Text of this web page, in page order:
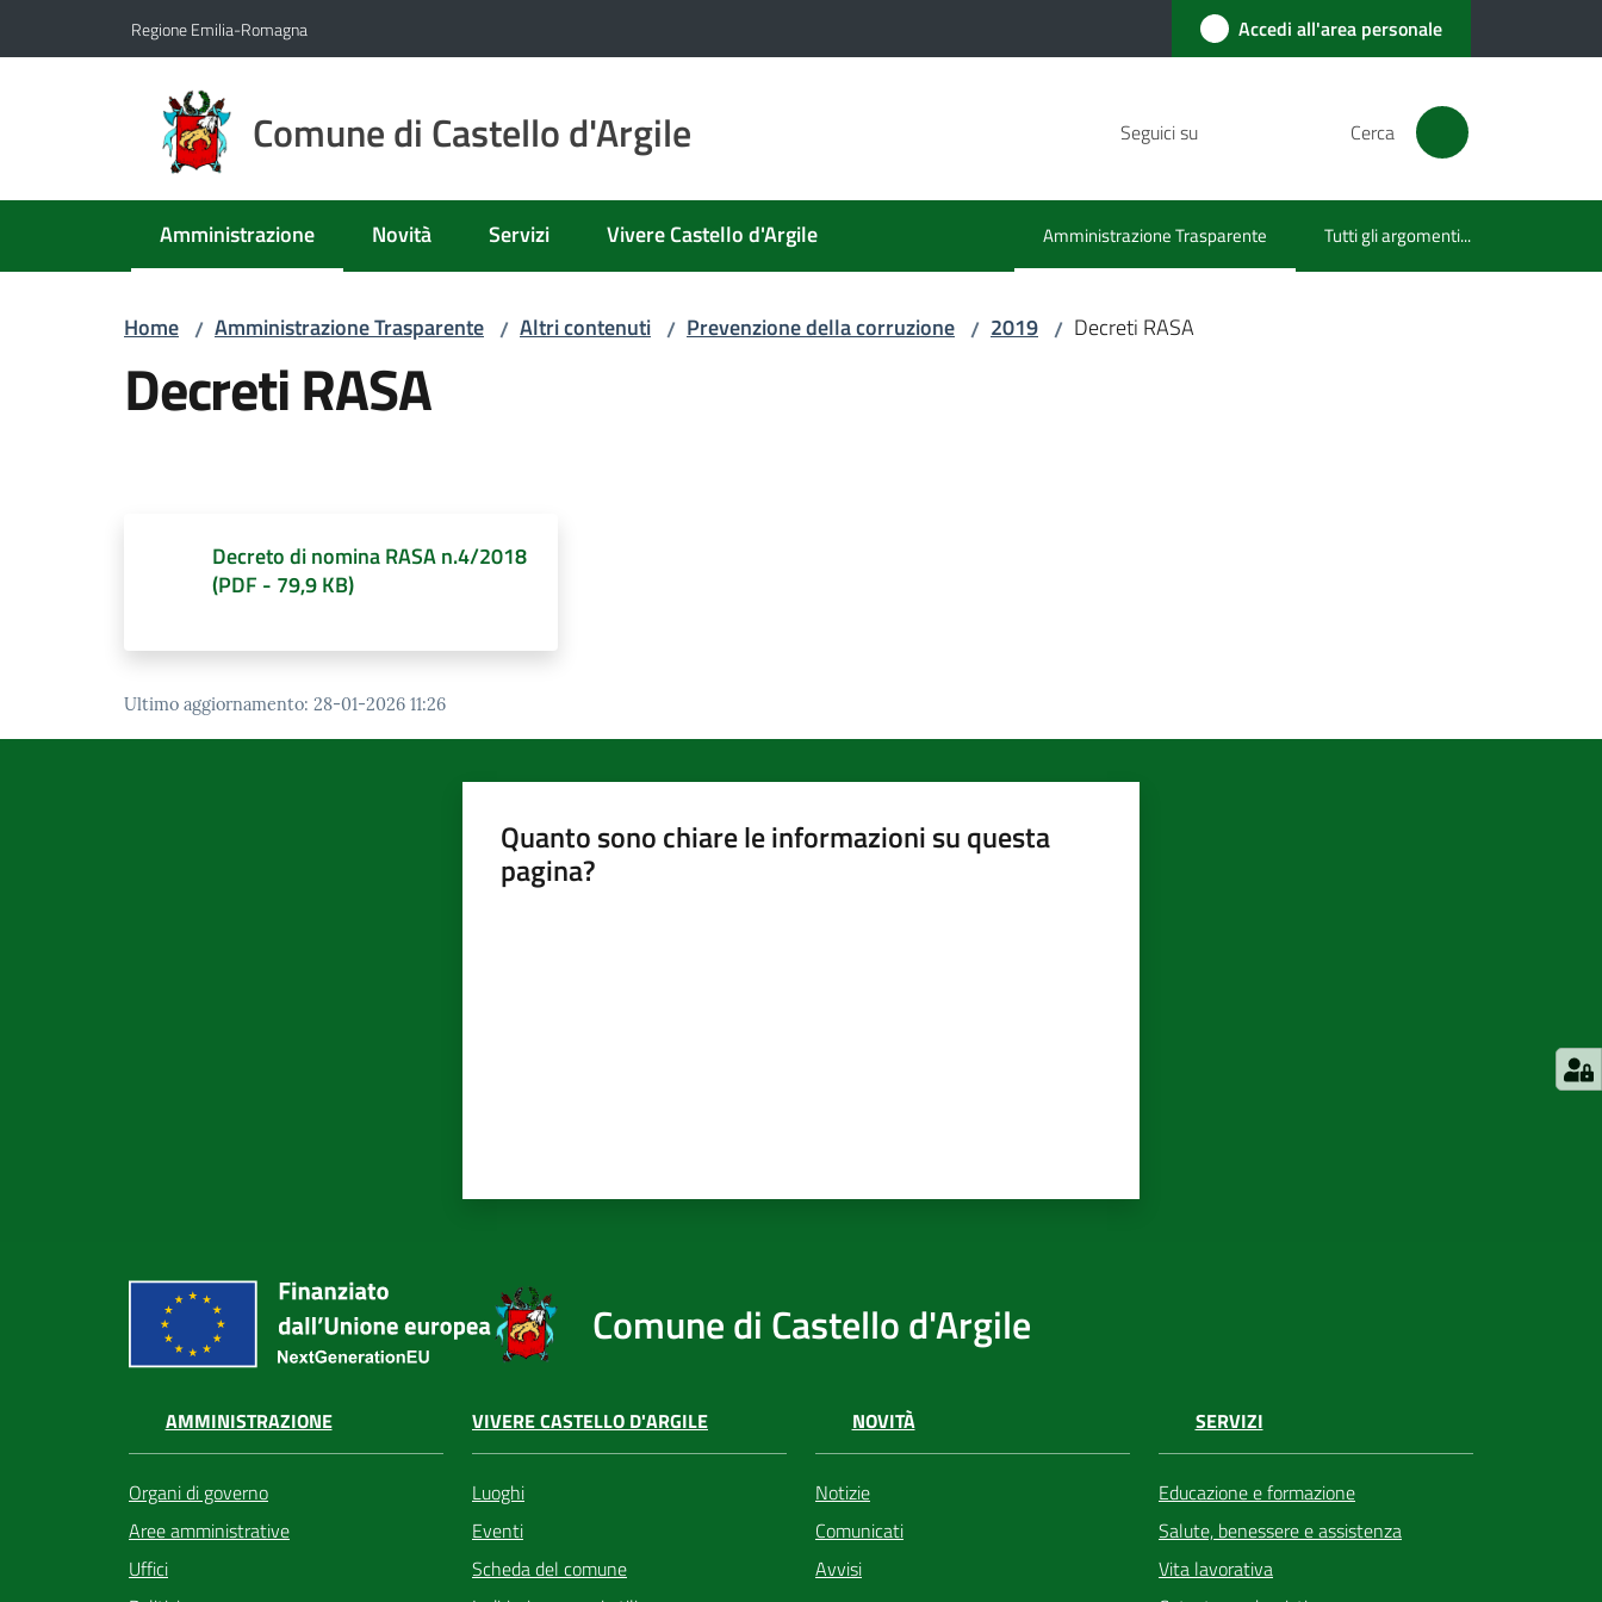
Regione Emilia-Romagna Accedi all'area personale
Comune di Castello d'Argile Seguici su Cerca
Amministrazione
Menu selezionato Novità Servizi Vivere Castello d'Argile Amministrazione Trasparente
Menu selezionato Tutti gli argomenti...
Home / Amministrazione Trasparente / Altri contenuti / Prevenzione della corruzione / 2019 / Decreti RASA
Decreti RASA
Decreto di nomina RASA n.4/2018
(PDF - 79,9 KB)
Ultimo aggiornamento: 28-01-2026 11:26
Quanto sono chiare le informazioni su questa
pagina?
Comune di Castello d'Argile
AMMINISTRAZIONE
Organi di governo
Aree amministrative
Uffici
VIVERE CASTELLO D'ARGILE
Luoghi
Eventi
Scheda del comune
NOVITÀ
Notizie
Comunicati
Avvisi
SERVIZI
Educazione e formazione
Salute, benessere e assistenza
Vita lavorativa